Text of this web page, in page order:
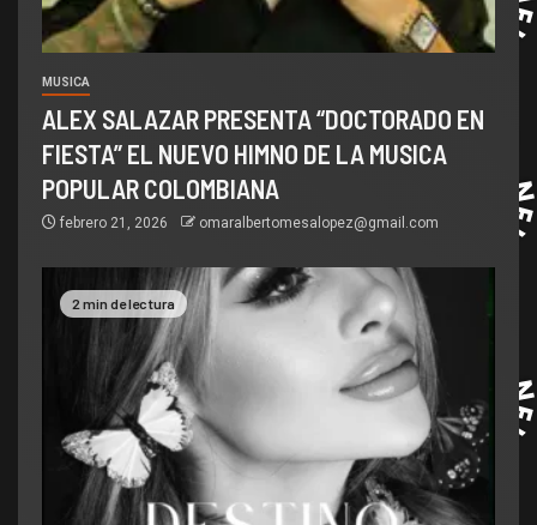
MUSICA
ALEX SALAZAR PRESENTA “DOCTORADO EN
FIESTA” EL NUEVO HIMNO DE LA MUSICA
POPULAR COLOMBIANA
febrero 21, 2026 omaralbertomesalopez@gmail.com
2 min de lectura